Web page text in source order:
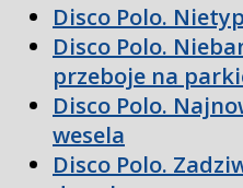
Disco Polo.
Disco Polo.
przeboje na
Disco Polo.
wesela
Disco Polo.